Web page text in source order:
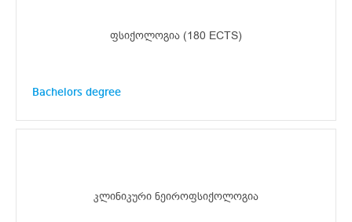
ფსიქოლოგია (180 ECTS)
Bachelors degree
კლინიკური ნეიროფსიქოლოგია